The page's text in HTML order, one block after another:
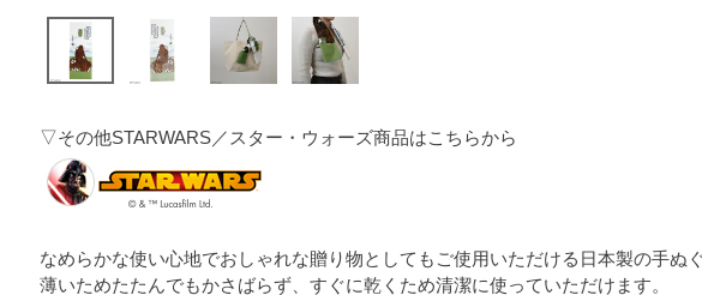
▽その他STARWARS／スター・ウォーズ商品はこちらから
なめらかな使い心地でおしゃれな贈り物としてもご使用いただける日本製の手ぬ
薄いためたたんでもかさばらず、すぐに乾くため清潔に使っていただけます。